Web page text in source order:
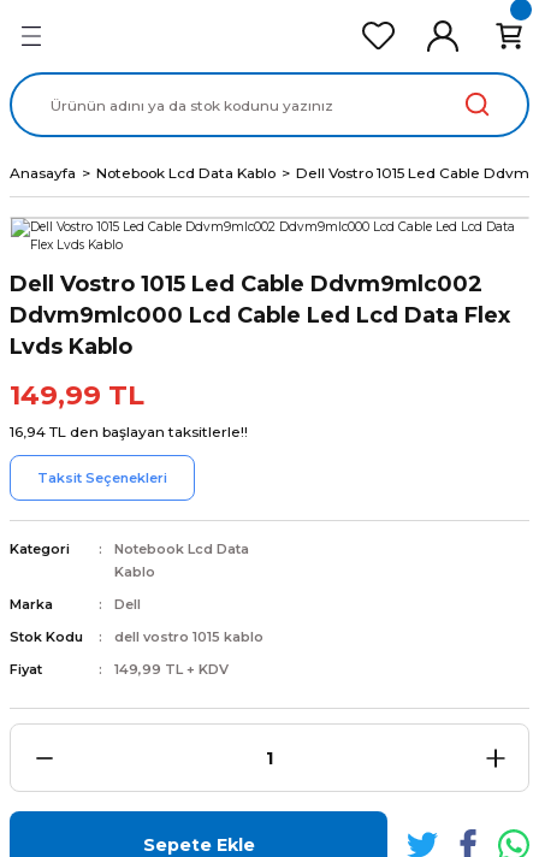
Ekran Panel
Data Kablo
Anasayfa Notebook Lcd Data Kablo Dell Vostro 1015 Led Cable
Dell Vostro 1015 Led Cable Ddvm9mlc002
Ddvm9mlc000 Lcd Cable Led Lcd Data Flex
Lvds Kablo
149,99 TL
16,94 TL den başlayan taksitlerle!!
Taksit Seçenekleri
Kategori
Notebook Lcd Data
Kablo
Marka
Dell
Stok Kodu
dell vostro 1015 kablo
Fiyat
149,99 TL + KDV
Sepete Ekle